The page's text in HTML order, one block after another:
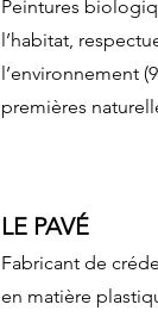
LE PAVÉ
Fabricant de
en matière
Peintures
l’habitat,
l’environnement
premières